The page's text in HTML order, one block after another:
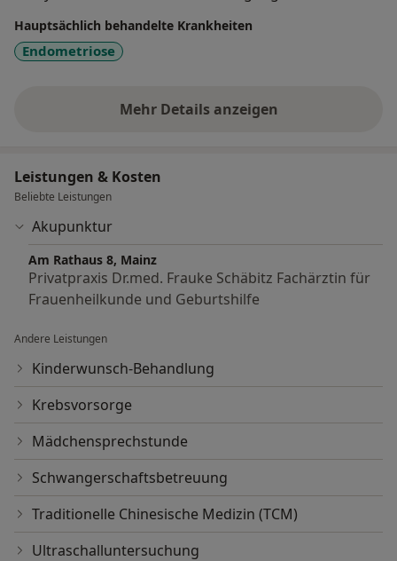
Hauptsächlich behandelte Krankheiten
Endometriose
Mehr Details anzeigen
über Erfahrungen
Leistungen & Kosten
Beliebte Leistungen
Akupunktur
Am Rathaus 8, Mainz
Privatpraxis Dr.med. Frauke Schäbitz Fachärztin für
Frauenheilkunde und Geburtshilfe
Andere Leistungen
Kinderwunsch-Behandlung
Krebsvorsorge
Mädchensprechstunde
Schwangerschaftsbetreuung
Traditionelle Chinesische Medizin (TCM)
Ultraschalluntersuchung